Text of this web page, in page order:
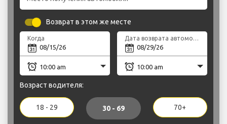
Возврат в этом же месте
Когда Дата возврата автомобиля
Возраст водителя:
18 - 29 30 - 69 70+